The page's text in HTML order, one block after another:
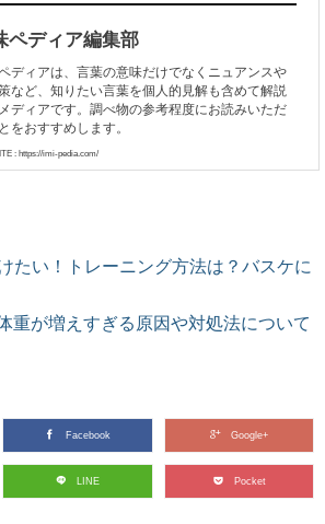
ペディア編集部
ディアは、言葉の意味だけでなくニュアンスや
など、知りたい言葉を個人的見解も含めて解説
ディアです。調べ物の参考程度にお読みいただ
をおすすめします。
: https://imi-pedia.com/
たい！トレーニング方法は？バスケに
重が増えすぎる原因や対処法について
Facebook Google+
LINE Pocket